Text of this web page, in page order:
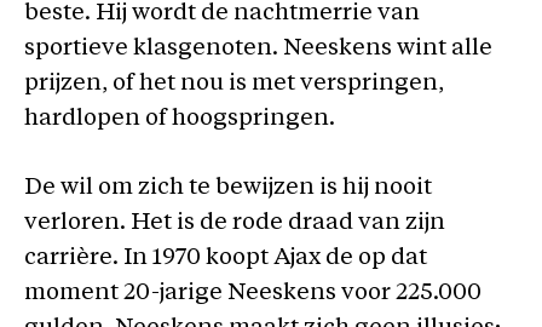
beste. Hij wordt de nachtmerrie van
sportieve klasgenoten. Neeskens wint alle
prijzen, of het nou is met verspringen,
hardlopen of hoogspringen.
De wil om zich te bewijzen is hij nooit
verloren. Het is de rode draad van zijn
carrière. In 1970 koopt Ajax de op dat
moment 20-jarige Neeskens voor 225.000